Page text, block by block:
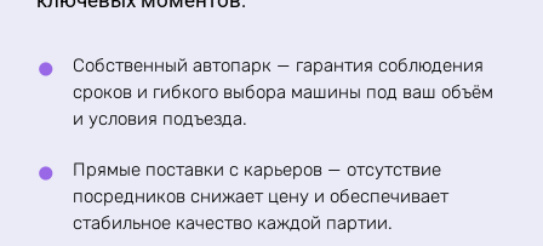
Собственный автопарк — гарантия соблюдения
сроков и гибкого выбора машины под ваш объём
и условия подъезда.
Прямые поставки с карьеров — отсутствие
посредников снижает цену и обеспечивает
стабильное качество каждой партии.